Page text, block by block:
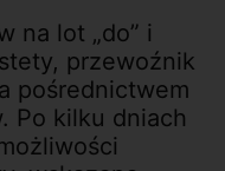
na lot „do” i
przewoźnik
pośrednictwem
Po kilku dniach